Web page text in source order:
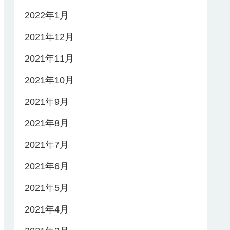
2022年1月
2021年12月
2021年11月
2021年10月
2021年9月
2021年8月
2021年7月
2021年6月
2021年5月
2021年4月